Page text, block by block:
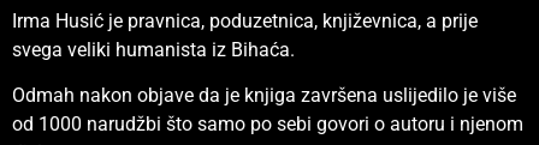
Irma Husić je pravnica, poduzetnica, književnica, a prije
svega veliki humanista iz Bihaća.
Odmah nakon objave da je knjiga završena uslijedilo je više
od 1000 narudžbi što samo po sebi govori o autoru i njenom